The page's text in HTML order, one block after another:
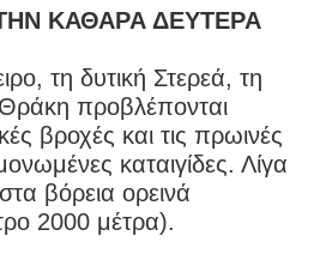
ΚΑΘΑΡΑ ΔΕΥΤΕΡΑ
τη δυτική Στερεά, τη
προβλέπονται
βροχές και τις πρωινές
καταιγίδες. Λίγα
βόρεια ορεινά
2000 μέτρα).